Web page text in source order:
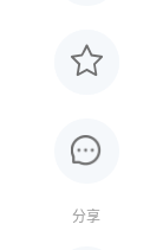
分享